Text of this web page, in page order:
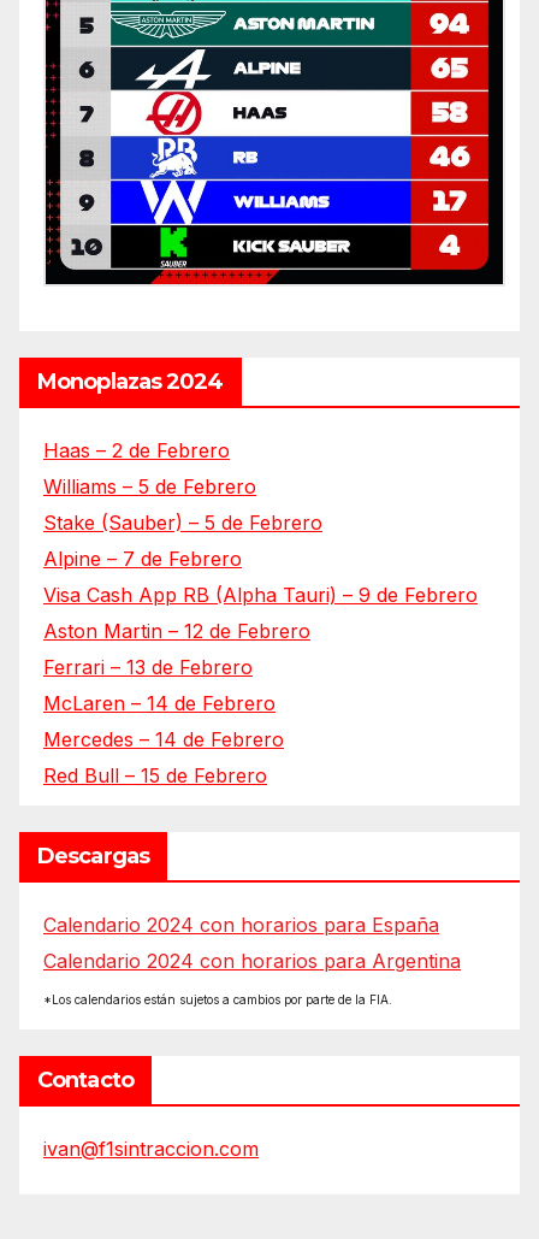
Monoplazas 2024
Haas – 2 de Febrero
Williams – 5 de Febrero
Stake (Sauber) – 5 de Febrero
Alpine – 7 de Febrero
Visa Cash App RB (Alpha Tauri) – 9 de Febrero
Aston Martin – 12 de Febrero
Ferrari – 13 de Febrero
McLaren – 14 de Febrero
Mercedes – 14 de Febrero
Red Bull – 15 de Febrero
Descargas
Calendario 2024 con horarios para España
Calendario 2024 con horarios para Argentina
*Los calendarios están sujetos a cambios por parte de la FIA.
Contacto
ivan@f1sintraccion.com